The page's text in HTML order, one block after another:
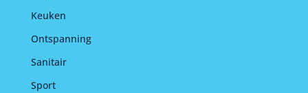
Keuken
Ontspanning
Sanitair
Sport